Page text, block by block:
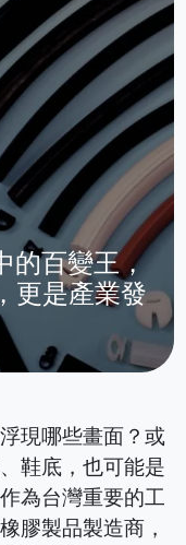
的百變王，
更是產業發
現哪些畫面？或
鞋底，也可能是
為台灣重要的工
膠製品製造商，